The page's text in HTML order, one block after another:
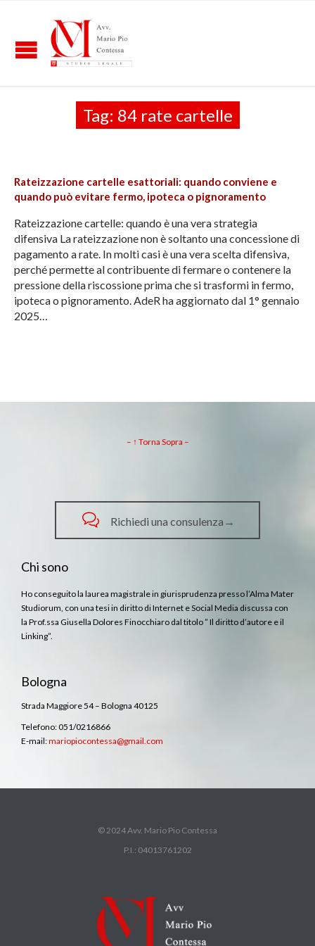
Tag: 84 rate cartelle
Rateizzazione cartelle esattoriali: quando conviene e
quando può evitare fermo, ipoteca o pignoramento
Rateizzazione cartelle: quando è una vera strategia
difensiva La rateizzazione non è soltanto una concessione di
pagamento a rate. In molti casi è una vera scelta difensiva,
perché permette al contribuente di fermare o contenere la
pressione della riscossione prima che si trasformi in fermo,
ipoteca o pignoramento. AdeR ha aggiornato dal 1° gennaio
2025…
– ↑ Torna Sopra –
 Richiedi una consulenza→
Chi sono
Ho conseguito la laurea magistrale in giurisprudenza presso l’Alma Mater
Studiorum, con una tesi in diritto di Internet e Social Media discussa con
la Prof.ssa Giusella Dolores Finocchiaro dal titolo ” Il diritto d’autore e il
Linking”.
Bologna
Strada Maggiore 54 – Bologna 40125
Telefono: 051/0216866
E-mail:mariopiocontessa@gmail.com
© 2024 Avv. Mario Pio Contessa
P.I.: 04013761202